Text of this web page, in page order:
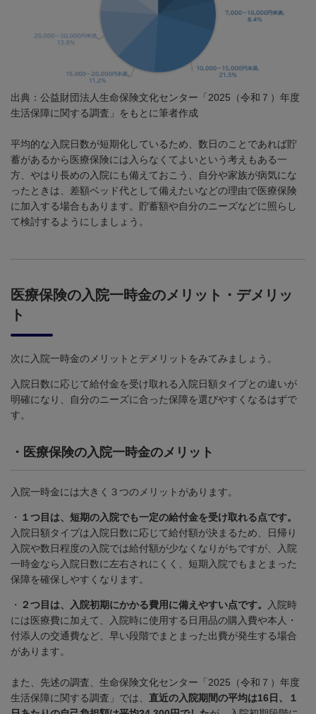
出典：公益財団法人生命保険文化センター「 2025 （令和７）年度
生活保障に関する調査」をもとに筆者作成
平均的な入院日数が短期化しているため、数日のことであれば貯
蓄があるから医療保険には入らなくてよいという考えもある一
方、やはり長めの入院にも備えておこう、自分や家族が病気にな
ったときは、差額ベッド代として備えたいなどの理由で医療保険
に加入する場合もあります。貯蓄額や自分のニーズなどに照らし
て検討するようにしましょう。
医療保険の入院一時金のメリット・デメリッ
ト
次に入院一時金のメリットとデメリットをみてみましょう。
入院日数に応じて給付金を受け取れる入院日額タイプとの違いが
明確になり、自分のニーズに合った保障を選びやすくなるはずで
す。
・ 医療保険の入院一時金のメリット
入院一時金には大きく３つのメリットがあります。
・ １つ目は、短期の入院でも一定の給付金を受け取れる点です。
入院日額タイプは入院日数に応じて給付額が決まるため、日帰り
入院や数日程度の入院では給付額が少なくなりがちですが、入院
一時金なら入院日数に左右されにくく、短期入院でもまとまった
保障を確保しやすくなります。
・ ２つ目は、入院初期にかかる費用に備えやすい点です。
入院時
には医療費に加えて、入院時に使用する日用品の購入費や本人・
付添人の交通費など、早い段階でまとまった出費が発生する場合
があります。
また、先述の調査、生命保険文化センター「 2025 （令和７）年度
生活保障に関する調査」では、 直近の入院期間の平均は16日、１